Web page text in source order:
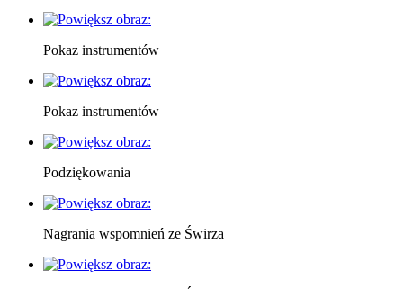
Pokaz instrumentów
Pokaz instrumentów
Podziękowania
Nagrania wspomnień ze Świrza